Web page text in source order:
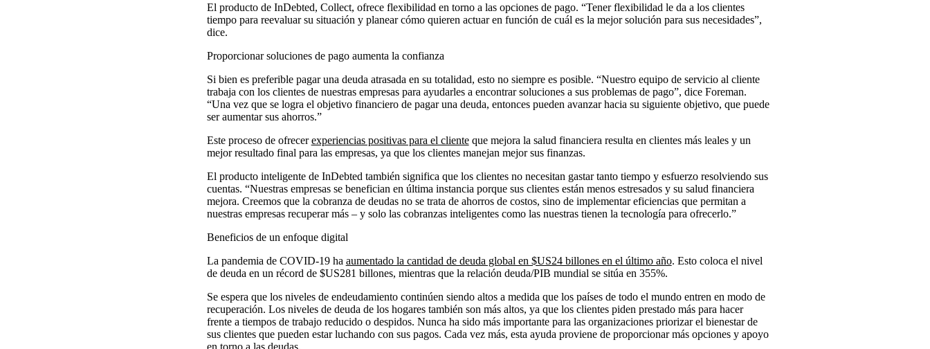
El producto de InDebted, Collect, ofrece flexibilidad en torno a las opciones de pago. “Tener flexibilidad le da a los clientes
tiempo para reevaluar su situación y planear cómo quieren actuar en función de cuál es la mejor solución para sus necesidades”,
dice.
Proporcionar soluciones de pago aumenta la confianza
Si bien es preferible pagar una deuda atrasada en su totalidad, esto no siempre es posible. “Nuestro equipo de servicio al cliente
trabaja con los clientes de nuestras empresas para ayudarles a encontrar soluciones a sus problemas de pago”, dice Foreman.
“Una vez que se logra el objetivo financiero de pagar una deuda, entonces pueden avanzar hacia su siguiente objetivo, que puede
ser aumentar sus ahorros.”
Este proceso de ofrecerexperiencias positivas para el clienteque mejora la salud financiera resulta en clientes más leales y un
mejor resultado final para las empresas, ya que los clientes manejan mejor sus finanzas.
El producto inteligente de InDebted también significa que los clientes no necesitan gastar tanto tiempo y esfuerzo resolviendo sus
cuentas. “Nuestras empresas se benefician en última instancia porque sus clientes están menos estresados y su salud financiera
mejora. Creemos que la cobranza de deudas no se trata de ahorros de costos, sino de implementar eficiencias que permitan a
nuestras empresas recuperar más – y solo las cobranzas inteligentes como las nuestras tienen la tecnología para ofrecerlo.”
Beneficios de un enfoque digital
La pandemia de COVID-19 ha aumentado la cantidad de deuda global en $US24 billones en el último año. Esto coloca el nivel
de deuda en un récord de $US281 billones, mientras que la relación deuda/PIB mundial se sitúa en 355%.
Se espera que los niveles de endeudamiento continúen siendo altos a medida que los países de todo el mundo entren en modo de
recuperación. Los niveles de deuda de los hogares también son más altos, ya que los clientes piden prestado más para hacer
frente a tiempos de trabajo reducido o despidos. Nunca ha sido más importante para las organizaciones priorizar el bienestar de
sus clientes que pueden estar luchando con sus pagos. Cada vez más, esta ayuda proviene de proporcionar más opciones y apoyo
en torno a las deudas.